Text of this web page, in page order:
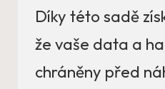
Díky této sadě
že vaše data a
chráněny před